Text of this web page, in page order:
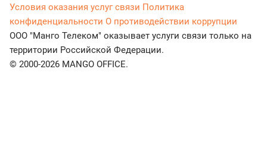
Условия оказания услуг связи Политика
конфиденциальности О противодействии коррупции
ООО "Манго Телеком" оказывает услуги связи только на
территории Российской Федерации.
© 2000-2026 MANGO OFFICE.